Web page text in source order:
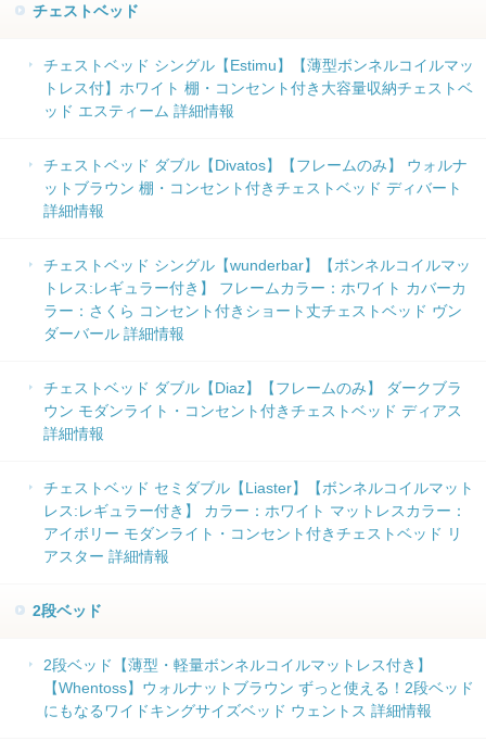
チェストベッド
チェストベッド シングル【Estimu】【薄型ボンネルコイルマッ
トレス付】ホワイト 棚・コンセント付き大容量収納チェストベ
ッド エスティーム 詳細情報
チェストベッド ダブル【Divatos】【フレームのみ】 ウォルナ
ットブラウン 棚・コンセント付きチェストベッド ディバート
詳細情報
チェストベッド シングル【wunderbar】【ボンネルコイルマッ
トレス:レギュラー付き】 フレームカラー：ホワイト カバーカ
ラー：さくら コンセント付きショート丈チェストベッド ヴン
ダーバール 詳細情報
チェストベッド ダブル【Diaz】【フレームのみ】 ダークブラ
ウン モダンライト・コンセント付きチェストベッド ディアス
詳細情報
チェストベッド セミダブル【Liaster】【ボンネルコイルマット
レス:レギュラー付き】 カラー：ホワイト マットレスカラー：
アイボリー モダンライト・コンセント付きチェストベッド リ
アスター 詳細情報
2段ベッド
2段ベッド【薄型・軽量ボンネルコイルマットレス付き】
【Whentoss】ウォルナットブラウン ずっと使える！2段ベッド
にもなるワイドキングサイズベッド ウェントス 詳細情報